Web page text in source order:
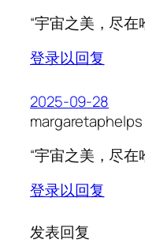
“宇宙之美，尽在
登录以回复
2025-09-28
margaretaphelps
“宇宙之美，尽在
登录以回复
发表回复